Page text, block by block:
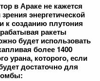
в Араке не кажется
энергетической
к созданию плутония
ракеты
будет использовать
более 1400
урана, которого, если
достаточно для